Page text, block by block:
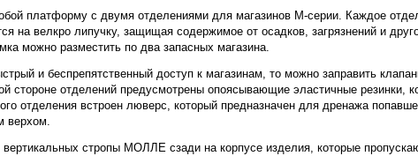
платформу с двумя отделениями для магазинов М-серии. Каждое
на велкро липучку, защищая содержимое от осадков, загрязнений и
можно разместить по два запасных магазина.
и беспрепятственный доступ к магазинам, то можно заправить
стороне отделений предусмотрены опоясывающие эластичные резинки,
отделения встроен люверс, который предназначен для дренажа
верхом.
стропы МОЛЛЕ сзади на корпусе изделия, которые